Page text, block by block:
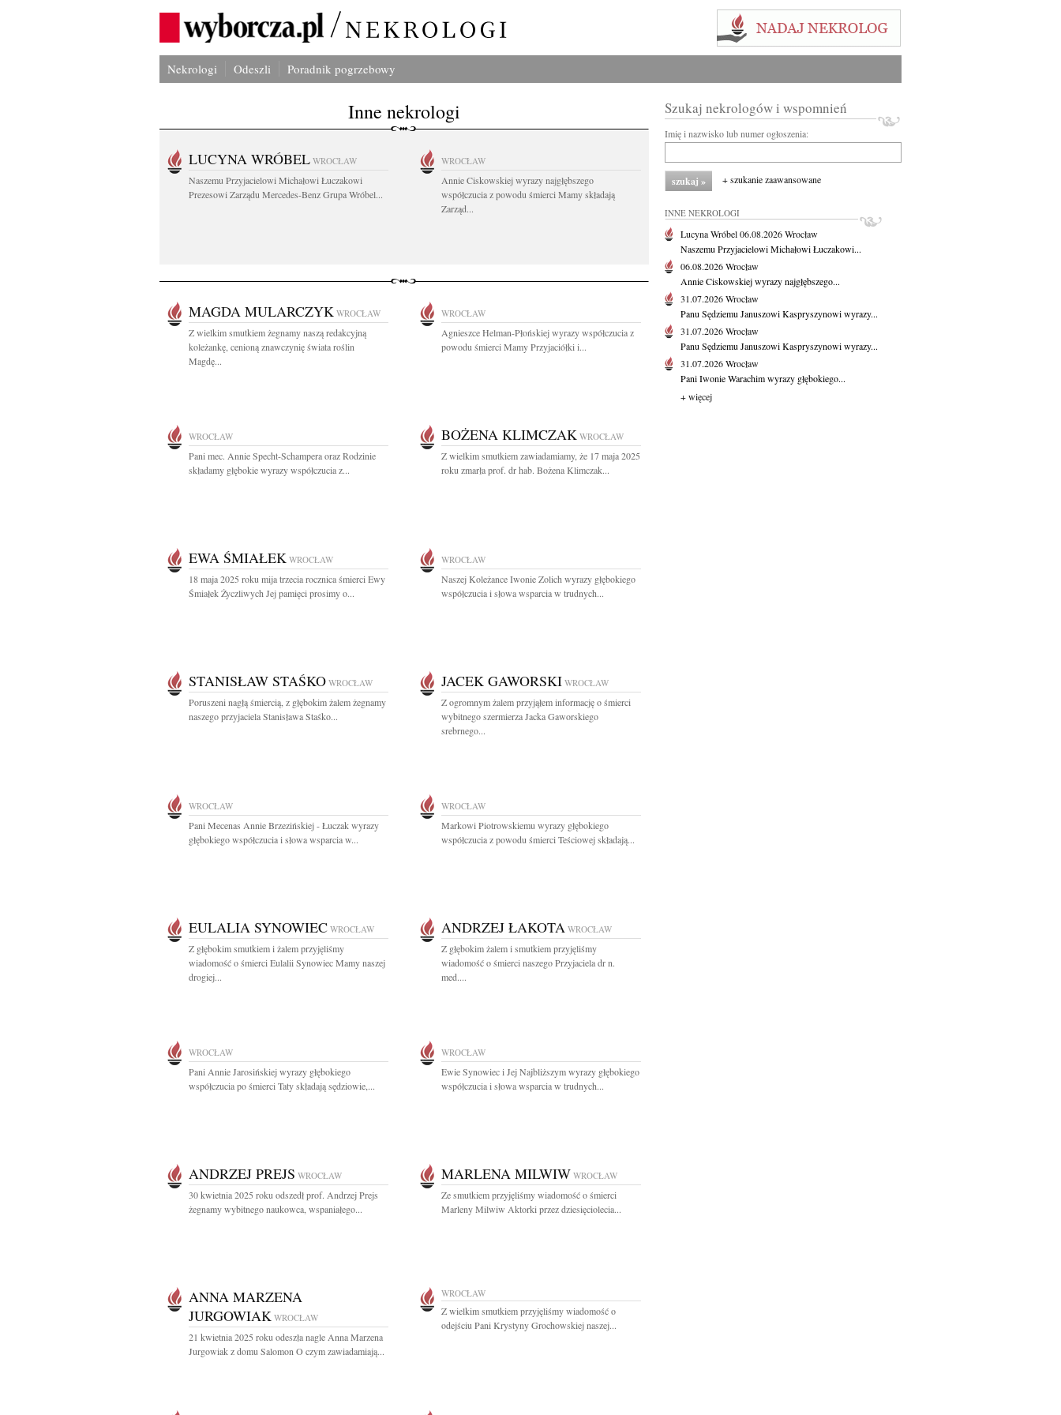
Nekrologi Odeszli Poradnik pogrzebowy
Inne nekrologi
LUCYNA WRÓBEL WROCŁAW
Naszemu Przyjacielowi Michałowi Łuczakowi
Prezesowi Zarządu Mercedes-Benz Grupa Wróbel...
WROCŁAW
Annie Ciskowskiej wyrazy najgłębszego
współczucia z powodu śmierci Mamy składają
Zarząd...
MAGDA MULARCZYK WROCŁAW
Z wielkim smutkiem żegnamy naszą redakcyjną
koleżankę, cenioną znawczynię świata roślin
Magdę...
WROCŁAW
Agnieszce Helman-Płońskiej wyrazy współczucia z
powodu śmierci Mamy Przyjaciółki i...
WROCŁAW
Pani mec. Annie Specht-Schampera oraz Rodzinie
składamy głębokie wyrazy współczucia z...
BOŻENA KLIMCZAK WROCŁAW
Z wielkim smutkiem zawiadamiamy, że 17 maja 2025
roku zmarła prof. dr hab. Bożena Klimczak...
EWA ŚMIAŁEK WROCŁAW
18 maja 2025 roku mija trzecia rocznica śmierci Ewy
Śmiałek Życzliwych Jej pamięci prosimy o...
WROCŁAW
Naszej Koleżance Iwonie Zolich wyrazy głębokiego
współczucia i słowa wsparcia w trudnych...
STANISŁAW STAŚKO WROCŁAW
Poruszeni nagłą śmiercią, z głębokim żalem żegnamy
naszego przyjaciela Stanisława Staśko...
JACEK GAWORSKI WROCŁAW
Z ogromnym żalem przyjąłem informację o śmierci
wybitnego szermierza Jacka Gaworskiego
srebrnego...
WROCŁAW
Pani Mecenas Annie Brzezińskiej - Łuczak wyrazy
głębokiego współczucia i słowa wsparcia w...
WROCŁAW
Markowi Piotrowskiemu wyrazy głębokiego
współczucia z powodu śmierci Teściowej składają...
EULALIA SYNOWIEC WROCŁAW
Z głębokim smutkiem i żalem przyjęliśmy
wiadomość o śmierci Eulalii Synowiec Mamy naszej
drogiej...
ANDRZEJ ŁAKOTA WROCŁAW
Z głębokim żalem i smutkiem przyjęliśmy
wiadomość o śmierci naszego Przyjaciela dr n.
med....
WROCŁAW
Pani Annie Jarosińskiej wyrazy głębokiego
współczucia po śmierci Taty składają sędziowie,...
WROCŁAW
Ewie Synowiec i Jej Najbliższym wyrazy głębokiego
współczucia i słowa wsparcia w trudnych...
ANDRZEJ PREJS WROCŁAW
30 kwietnia 2025 roku odszedł prof. Andrzej Prejs
żegnamy wybitnego naukowca, wspaniałego...
MARLENA MILWIW WROCŁAW
Ze smutkiem przyjęliśmy wiadomość o śmierci
Marleny Milwiw Aktorki przez dziesięciolecia...
ANNA MARZENA
JURGOWIAK WROCŁAW
21 kwietnia 2025 roku odeszła nagle Anna Marzena
Jurgowiak z domu Salomon O czym zawiadamiają...
WROCŁAW
Z wielkim smutkiem przyjęliśmy wiadomość o
odejściu Pani Krystyny Grochowskiej naszej...
Szukaj nekrologów i wspomnień
Imię i nazwisko lub numer ogłoszenia:
+ szukanie zaawansowane
INNE NEKROLOGI
Lucyna Wróbel06.08.2026Wrocław
Naszemu Przyjacielowi Michałowi Łuczakowi...
06.08.2026Wrocław
Annie Ciskowskiej wyrazy najgłębszego...
31.07.2026Wrocław
Panu Sędziemu Januszowi Kaspryszynowi wyrazy...
31.07.2026Wrocław
Panu Sędziemu Januszowi Kaspryszynowi wyrazy...
31.07.2026Wrocław
Pani Iwonie Warachim wyrazy głębokiego...
+ więcej